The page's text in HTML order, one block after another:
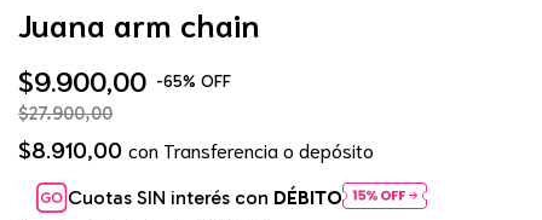
Juana arm chain
$9.900,00 -65% OFF
$27.900,00
$8.910,00 con Transferencia o depósito
Cuotas SIN interés con DÉBITO